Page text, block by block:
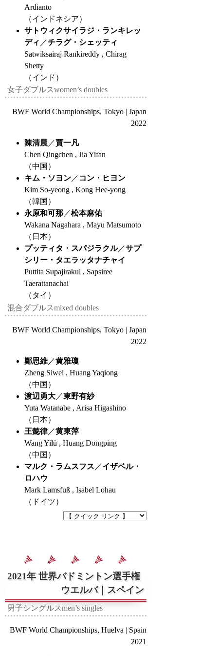
Ardianto
（インドネシア）
サトウィクサイラジ・ランキレッ
ディ ／チラグ・シェッティ
Satwiksairaj Rankireddy , Chirag
Shetty
（インド）
女子ダブルスwomen’s doubles
BWF World Championships, Tokyo | Japan
2022
陳清晨／賈一凡
Chen Qingchen , Jia Yifan
（中国）
キム・ソヨン／ コン・ヒヨン
Kim So-yeong , Kong Hee-yong
（韓国）
永原和可那／松本麻佑
Wakana Nagahara , Mayu Matsumoto
（日本）
プッティタ・スパジラクル／サプ
シリー・タエラッタナチャイ
Puttita Supajirakul , Sapsiree
Taerattanachai
（タイ）
混合ダブルスmixed doubles
BWF World Championships, Tokyo | Japan
2022
鄭思維／黄雅瓊
Zheng Siwei , Huang Yaqiong
（中国）
渡辺勇大／東野有紗
Yuta Watanabe , Arisa Higashino
（日本）
王懿律／黄東萍
Wang Yilü , Huang Dongping
（中国）
マルク・ラムスフス ／イザベル・
ロハウ
Mark Lamsfuß , Isabel Lohau
（ドイツ）
2021年 世界バドミントン選手権
ウエルバ｜スペイン
男子シングルスmen’s singles
BWF World Championships, Huelva | Spain
2021